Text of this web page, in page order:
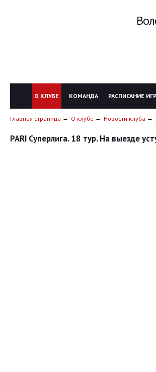
О КЛУБЕ КОМАНДА РАСПИСАНИЕ ИГР
Главная страница О клубе Новости клуба
PARI Суперлига. 18 тур. На выезде